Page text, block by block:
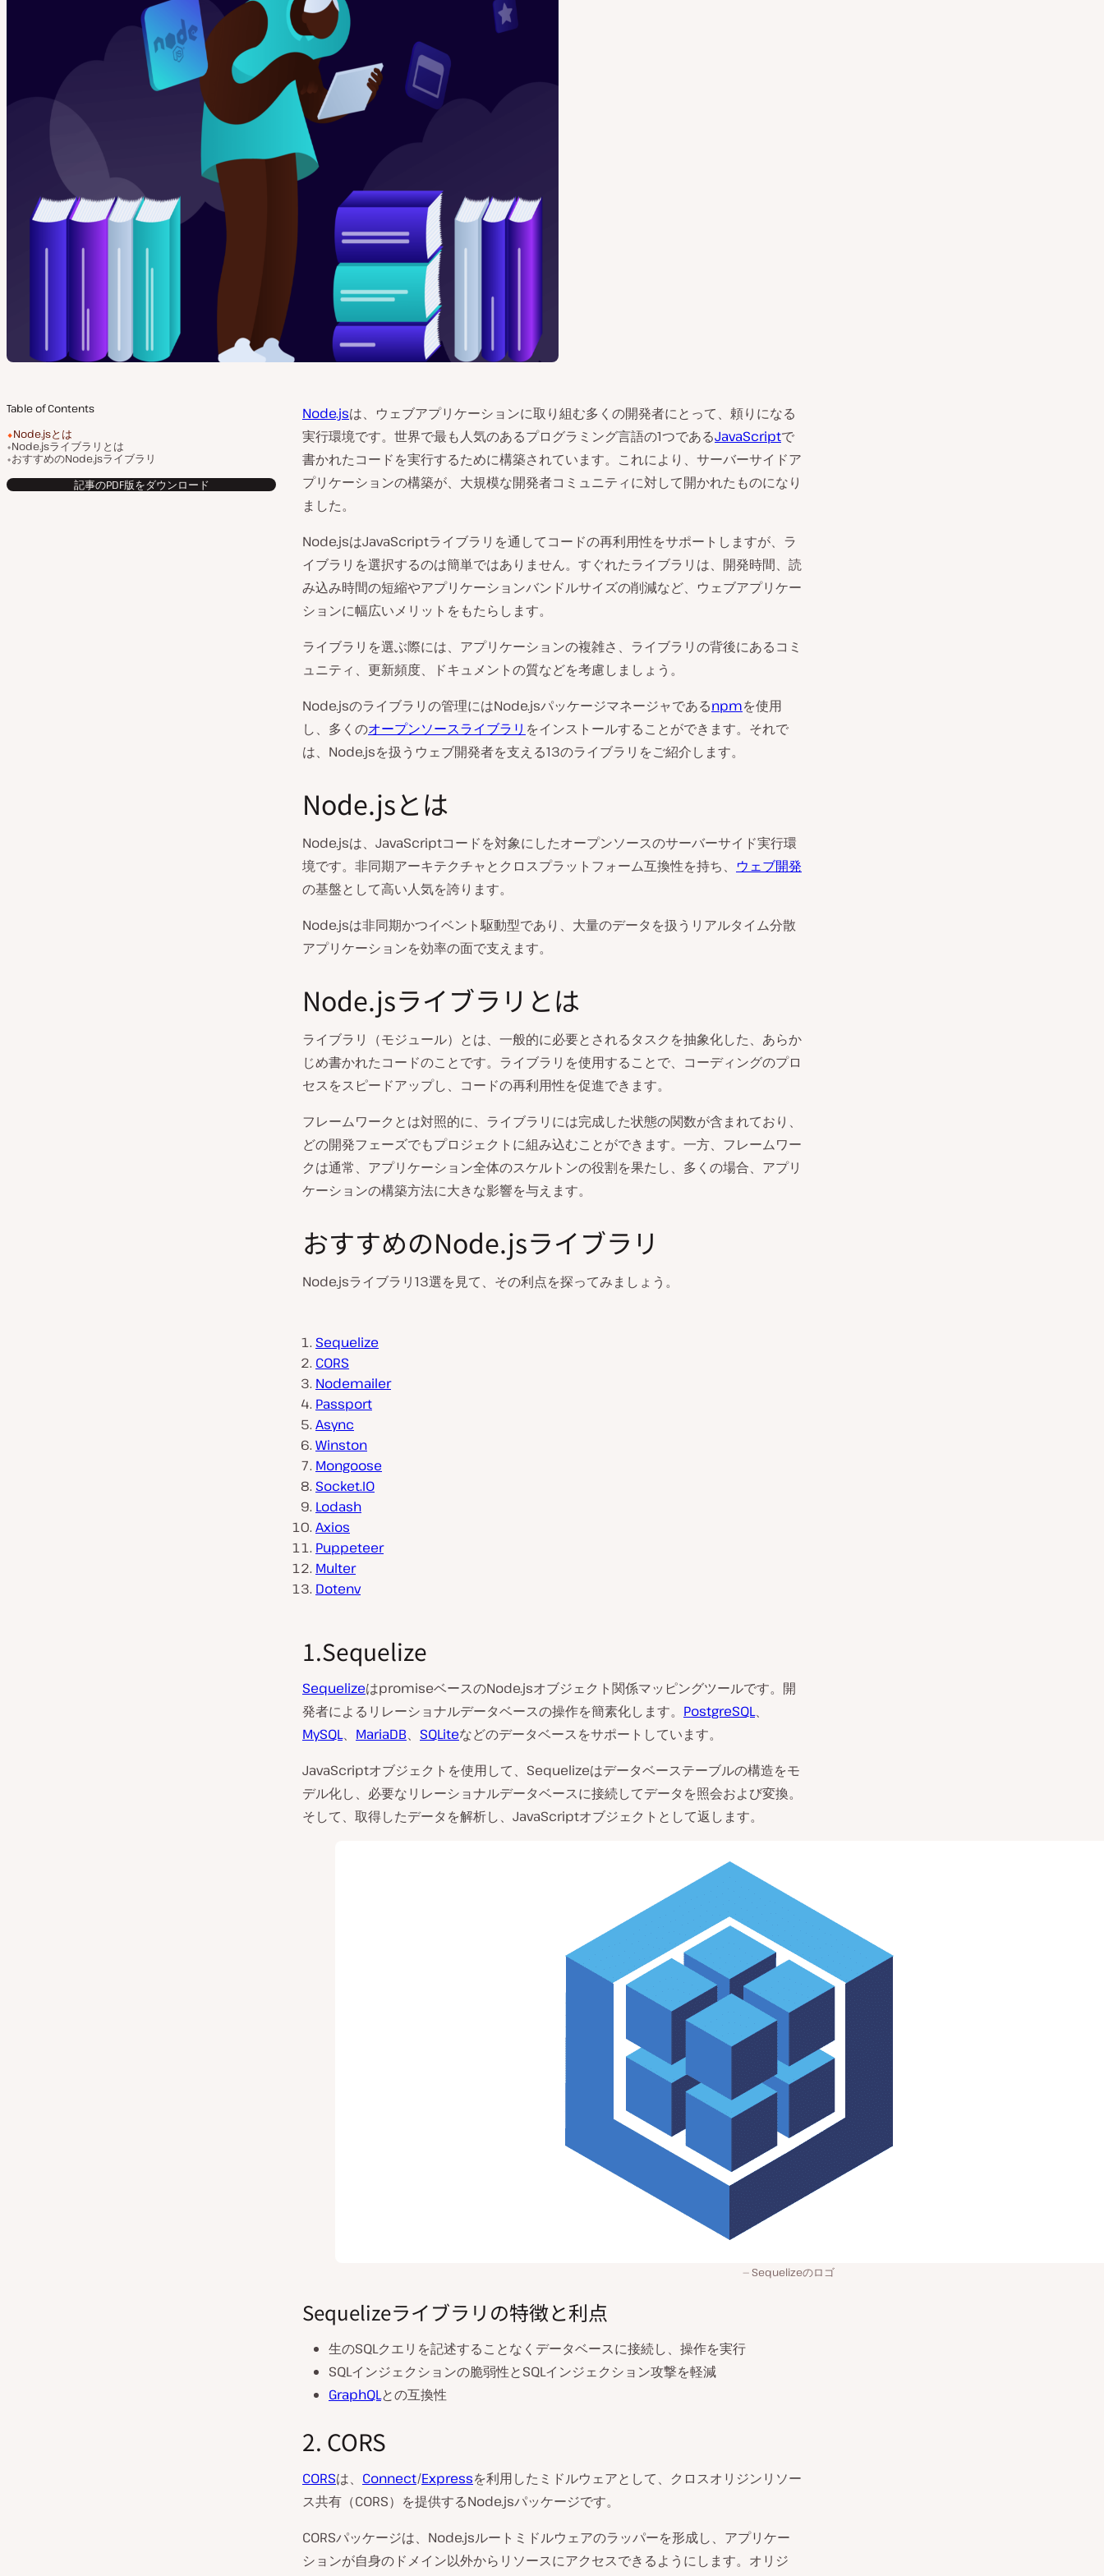
Table of Contents
Node.jsとは
Node.jsライブラリとは
おすすめのNode.jsライブラリ
記事のPDF版をダウンロード
Node.jsは、ウェブアプリケーションに取り組む多くの開発者にとって、頼りになる
実行環境です。世界で最も人気のあるプログラミング言語の1つであるJavaScriptで
書かれたコードを実行するために構築されています。これにより、サーバーサイドア
プリケーションの構築が、大規模な開発者コミュニティに対して開かれたものになり
ました。
Node.jsはJavaScriptライブラリを通してコードの再利用性をサポートしますが、ラ
イブラリを選択するのは簡単ではありません。すぐれたライブラリは、開発時間、読
み込み時間の短縮やアプリケーションバンドルサイズの削減など、ウェブアプリケー
ションに幅広いメリットをもたらします。
ライブラリを選ぶ際には、アプリケーションの複雑さ、ライブラリの背後にあるコミ
ュニティ、更新頻度、ドキュメントの質などを考慮しましょう。
Node.jsのライブラリの管理にはNode.jsパッケージマネージャであるnpmを使用
し、多くのオープンソースライブラリ をインストールすることができます。それで
は、Node.jsを扱うウェブ開発者を支える13のライブラリをご紹介します。
Node.jsとは
Node.jsは、JavaScriptコードを対象にしたオープンソースのサーバーサイド実行環
境です。非同期アーキテクチャとクロスプラットフォーム互換性を持ち、 ウェブ開発
の基盤として高い人気を誇ります。
Node.jsは非同期かつイベント駆動型であり、大量のデータを扱うリアルタイム分散
アプリケーションを効率の面で支えます。
Node.jsライブラリとは
ライブラリ（モジュール）とは、一般的に必要とされるタスクを抽象化した、あらか
じめ書かれたコードのことです。ライブラリを使用することで、コーディングのプロ
セスをスピードアップし、コードの再利用性を促進できます。
フレームワークとは対照的に、ライブラリには完成した状態の関数が含まれており、
どの開発フェーズでもプロジェクトに組み込むことができます。一方、フレームワー
クは通常、アプリケーション全体のスケルトンの役割を果たし、多くの場合、アプリ
ケーションの構築方法に大きな影響を与えます。
おすすめのNode.jsライブラリ
Node.jsライブラリ13選を見て、その利点を探ってみましょう。
Sequelize
CORS
Nodemailer
Passport
Async
Winston
Mongoose
Socket.IO
Lodash
Axios
Puppeteer
Multer
Dotenv
1.Sequelize
SequelizeはpromiseベースのNode.jsオブジェクト関係マッピングツールです。開
発者によるリレーショナルデータベースの操作を簡素化します。 PostgreSQL、
MySQL、 MariaDB、 SQLiteなどのデータベースをサポートしています。
JavaScriptオブジェクトを使用して、Sequelizeはデータベーステーブルの構造をモ
デル化し、必要なリレーショナルデータベースに接続してデータを照会および変換。
そして、取得したデータを解析し、JavaScriptオブジェクトとして返します。
Sequelizeのロゴ
Sequelizeライブラリの特徴と利点
生のSQLクエリを記述することなくデータベースに接続し、操作を実行
SQLインジェクションの脆弱性とSQLインジェクション攻撃を軽減
GraphQLとの互換性
2. CORS
CORSは、 Connect/Expressを利用したミドルウェアとして、クロスオリジンリソー
ス共有（CORS）を提供するNode.jsパッケージです。
CORSパッケージは、Node.jsルートミドルウェアのラッパーを形成し、アプリケー
ションが自身のドメイン以外からリソースにアクセスできるようにします。オリジ